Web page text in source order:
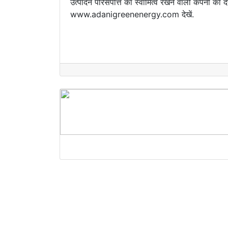
उत्पादन परिसंपत्ति का स्वामित्व रखने वाली कंपनी का
www.adanigreenenergy.com देखें.